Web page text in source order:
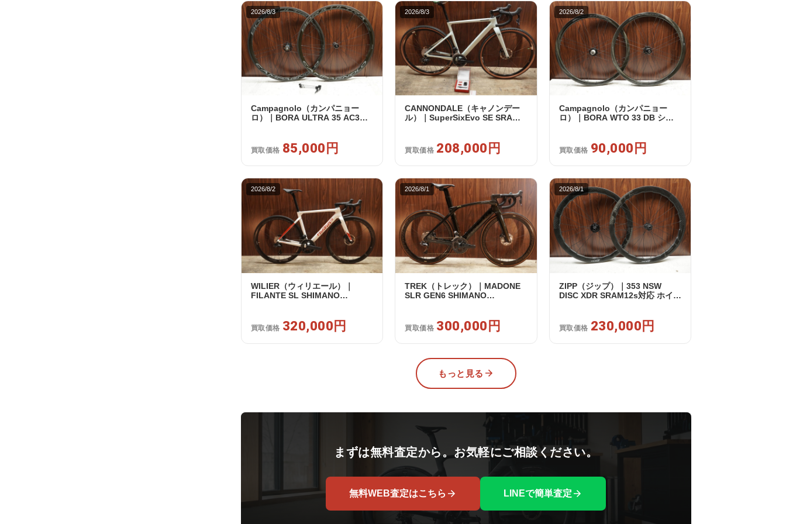
2026/8/3
Campagnolo（カンパニョー
ロ）｜BORA ULTRA 35 AC3
額 85,000円
買取価格 85,000円
2026/8/3
CANNONDALE（キャノンデー
ル）｜SuperSixEvo SE SRAM
年｜美品｜買取金額 208,000円
買取価格 208,000円
2026/8/2
Campagnolo（カンパニョー
ロ）｜BORA WTO 33 DB シマ
買取価格 90,000円
2026/8/2
WILIER（ウィリエール）｜
FILANTE SL SHIMANO
320,000円
買取価格 320,000円
2026/8/1
TREK（トレック）｜MADONE
SLR GEN6 SHIMANO
300,000円
買取価格 300,000円
2026/8/1
ZIPP（ジップ）｜353 NSW
DISC XDR SRAM12s対応 ホイー
買取価格 230,000円
もっと見る
まずは無料査定から。お気軽にご相談ください。
無料WEB査定はこちら LINEで簡単査定